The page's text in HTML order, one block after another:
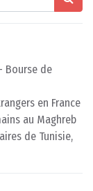
Bourse de
en France
au Maghreb
de Tunisie,